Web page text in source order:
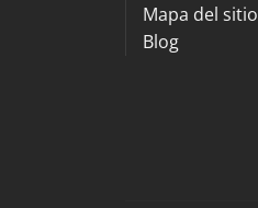
Mapa del sitio
Blog